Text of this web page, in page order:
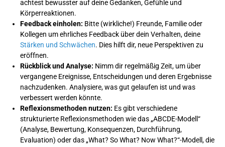
achtest bewusster auf deine Gedanken, Gefühle und
Körperreaktionen.
Feedback einholen: Bitte (wirkliche!) Freunde, Familie oder
Kollegen um ehrliches Feedback über dein Verhalten, deine
Stärken und Schwächen. Dies hilft dir, neue Perspektiven zu
eröffnen.
Rückblick und Analyse: Nimm dir regelmäßig Zeit, um über
vergangene Ereignisse, Entscheidungen und deren Ergebnisse
nachzudenken. Analysiere, was gut gelaufen ist und was
verbessert werden könnte.
Reflexionsmethoden nutzen: Es gibt verschiedene
strukturierte Reflexionsmethoden wie das „ABCDE-Modell“
(Analyse, Bewertung, Konsequenzen, Durchführung,
Evaluation) oder das „What? So What? Now What?“-Modell, die